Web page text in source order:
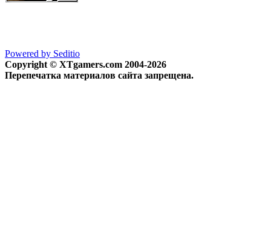
Powered by Seditio
Copyright © XTgamers.com 2004-2026
Перепечатка материалов сайта запрещена.